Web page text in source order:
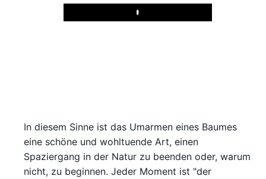
Play
In diesem Sinne ist das Umarmen eines Baumes
eine schöne und wohltuende Art, einen
Spaziergang in der Natur zu beenden oder, warum
nicht, zu beginnen. Jeder Moment ist "der